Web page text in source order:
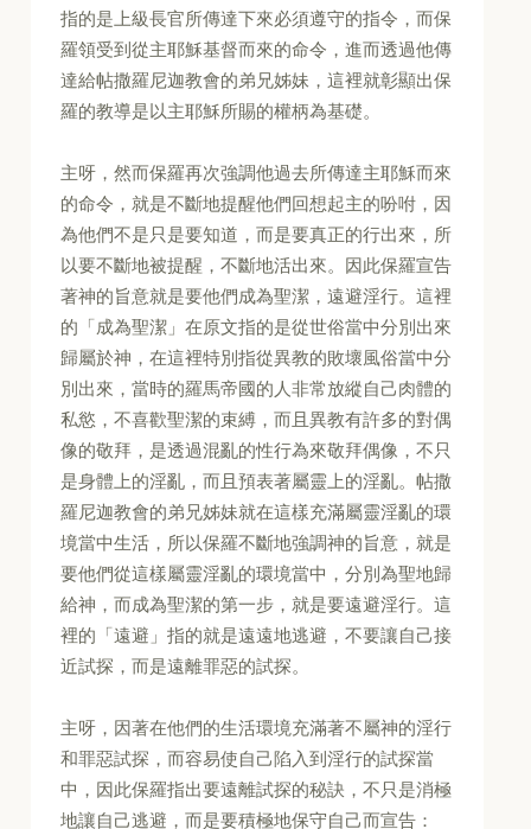
指的是上級長官所傳達下來必須遵守的指令，而保
羅領受到從主耶穌基督而來的命令，進而透過他傳
達給帖撒羅尼迦教會的弟兄姊妹，這裡就彰顯出保
羅的教導是以主耶穌所賜的權柄為基礎。
主呀，然而保羅再次強調他過去所傳達主耶穌而來
的命令，就是不斷地提醒他們回想起主的吩咐，因
為他們不是只是要知道，而是要真正的行出來，所
以要不斷地被提醒，不斷地活出來。因此保羅宣告
著神的旨意就是要他們成為聖潔，遠避淫行。這裡
的「成為聖潔」在原文指的是從世俗當中分別出來
歸屬於神，在這裡特別指從異教的敗壞風俗當中分
別出來，當時的羅馬帝國的人非常放縱自己肉體的
私慾，不喜歡聖潔的束縛，而且異教有許多的對偶
像的敬拜，是透過混亂的性行為來敬拜偶像，不只
是身體上的淫亂，而且預表著屬靈上的淫亂。帖撒
羅尼迦教會的弟兄姊妹就在這樣充滿屬靈淫亂的環
境當中生活，所以保羅不斷地強調神的旨意，就是
要他們從這樣屬靈淫亂的環境當中，分別為聖地歸
給神，而成為聖潔的第一步，就是要遠避淫行。這
裡的「遠避」指的就是遠遠地逃避，不要讓自己接
近試探，而是遠離罪惡的試探。
主呀，因著在他們的生活環境充滿著不屬神的淫行
和罪惡試探，而容易使自己陷入到淫行的試探當
中，因此保羅指出要遠離試探的秘訣，不只是消極
地讓自己逃避，而是要積極地保守自己而宣告：